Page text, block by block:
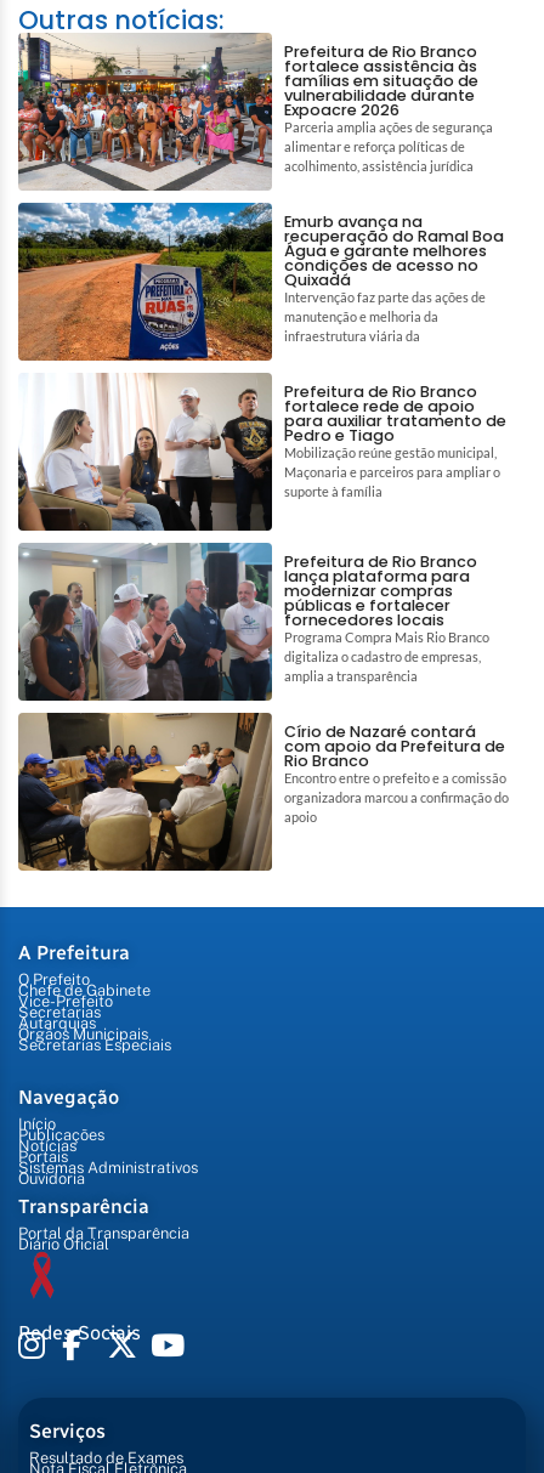
Outras notícias:
Prefeitura de Rio Branco
fortalece assistência às
famílias em situação de
vulnerabilidade durante
Expoacre 2026
Parceria amplia ações de segurança
alimentar e reforça políticas de
acolhimento, assistência jurídica
Emurb avança na
recuperação do Ramal Boa
Água e garante melhores
condições de acesso no
Quixadá
Intervenção faz parte das ações de
manutenção e melhoria da
infraestrutura viária da
Prefeitura de Rio Branco
fortalece rede de apoio
para auxiliar tratamento de
Pedro e Tiago
Mobilização reúne gestão municipal,
Maçonaria e parceiros para ampliar o
suporte à família
Prefeitura de Rio Branco
lança plataforma para
modernizar compras
públicas e fortalecer
fornecedores locais
Programa Compra Mais Rio Branco
digitaliza o cadastro de empresas,
amplia a transparência
Círio de Nazaré contará
com apoio da Prefeitura de
Rio Branco
Encontro entre o prefeito e a comissão
organizadora marcou a confirmação do
apoio
A Prefeitura
O Prefeito
Chefe de Gabinete
Vice-Prefeito
Secretarias
Autarquias
Órgãos Municipais
Secretarias Especiais
Navegação
Início
Publicações
Notícias
Portais
Sistemas Administrativos
Ouvidoria
Transparência
Portal da Transparência
Diário Oficial
Redes Sociais
Serviços
Resultado de Exames
Nota Fiscal Eletrônica